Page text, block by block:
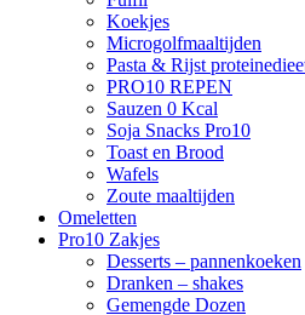
Koekjes
Microgolfmaaltijden
Pasta & Rijst
PRO10 REPEN
Sauzen 0 Kcal
Soja Snacks Pro10
Toast en Brood
Wafels
Zoute maaltijden
Omeletten
Pro10 Zakjes
Desserts – pannenkoeken
Dranken – shakes
Gemengde Dozen